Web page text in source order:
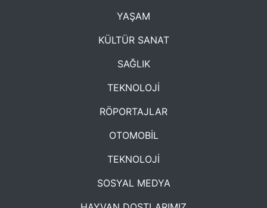
YAŞAM
KÜLTÜR SANAT
SAĞLIK
TEKNOLOJİ
RÖPORTAJLAR
OTOMOBİL
TEKNOLOJİ
SOSYAL MEDYA